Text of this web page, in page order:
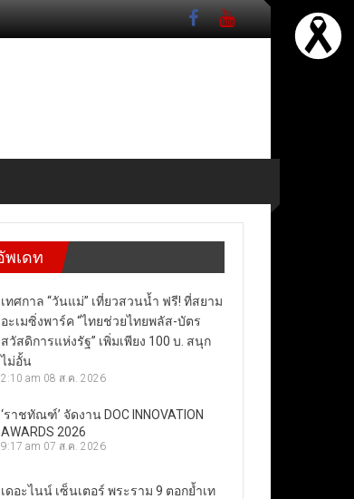
พเดท
เทศกาล “วันแม่” เที่ยวสวนน้ำ ฟรี! ที่สยาม
อะเมซิ่งพาร์ค “ไทยช่วยไทยพลัส-บัตร
สวัสดิการแห่งรัฐ” เพิ่มเพียง 100 บ. สนุก
ไม่อั้น
2:10 am 08 ส.ค. 2026
‘ราชทัณฑ์’ จัดงาน DOC INNOVATION
AWARDS 2026
9:17 am 07 ส.ค. 2026
เดอะไนน์ เซ็นเตอร์ พระราม 9 ตอกย้ำเท